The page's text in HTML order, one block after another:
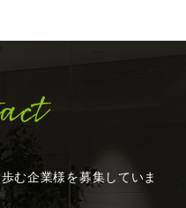
む企業様を募集していま